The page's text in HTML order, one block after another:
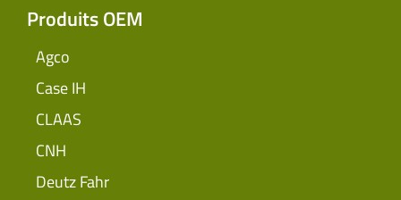
Produits OEM
Agco
Case IH
CLAAS
CNH
Deutz Fahr